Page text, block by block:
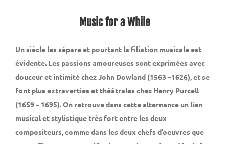
Music for a While
Un siècle les sépare et pourtant la filiation musicale est
évidente. Les passions amoureuses sont exprimées avec
douceur et intimité chez John Dowland (1563 –1626), et se
font plus extraverties et théâtrales chez Henry Purcell
(1659 – 1695). On retrouve dans cette alternance un lien
musical et stylistique très fort entre les deux
compositeurs, comme dans les deux chefs d’oeuvres que